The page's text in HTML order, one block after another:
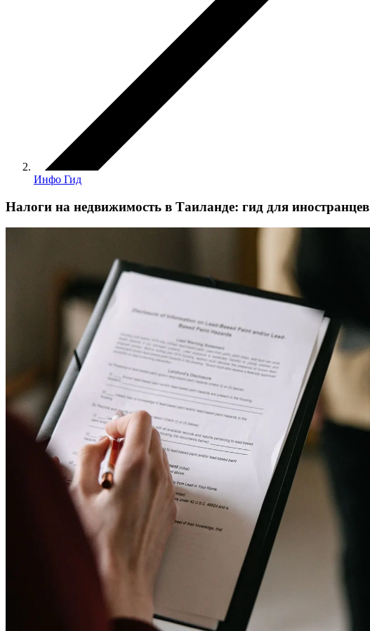
Инфо Гид
Налоги на недвижимость в Таиланде: гид для иностранцев